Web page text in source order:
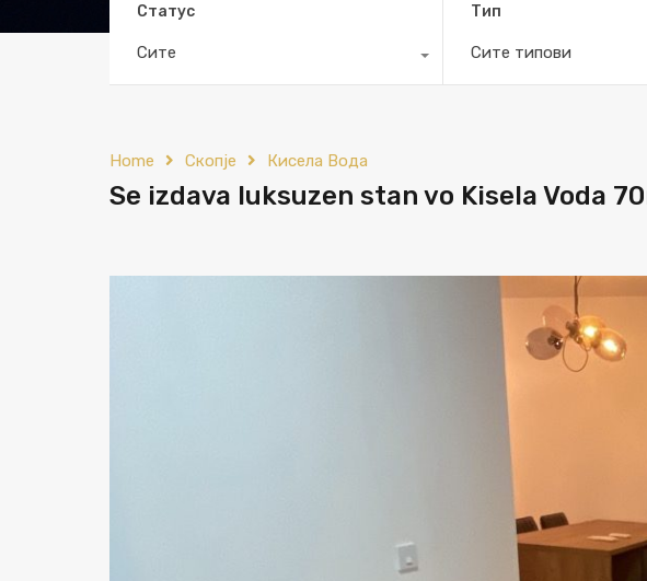
Статус
Сите
Тип
Сите типови
Home Скопје Кисела Вода
Se izdava luksuzen stan vo Kisela Voda